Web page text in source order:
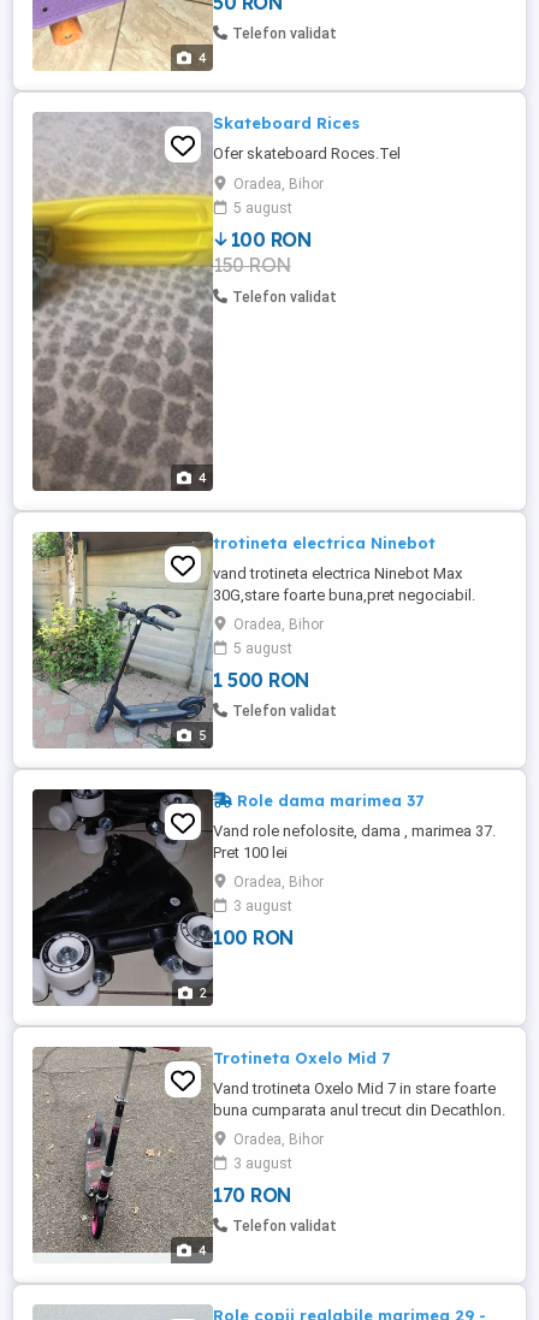
4
Telefon validat
4
Skateboard Rices
Ofer skateboard Roces.Tel
Oradea, Bihor
5 august
100 RON
150 RON
Telefon validat
5
trotineta electrica Ninebot
vand trotineta electrica Ninebot Max
30G,stare foarte buna,pret negociabil.
Oradea, Bihor
5 august
1 500 RON
Telefon validat
2
Role dama marimea 37
Vand role nefolosite, dama , marimea 37.
Pret 100 lei
Oradea, Bihor
3 august
100 RON
4
Trotineta Oxelo Mid 7
Vand trotineta Oxelo Mid 7 in stare foarte
buna cumparata anul trecut din Decathlon.
Oradea, Bihor
3 august
170 RON
Telefon validat
Role copii reglabile marimea 29 -